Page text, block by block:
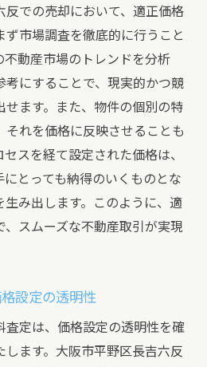
反での売却において、適正価格
ず市場調査を徹底的に行うこと
動産市場のトレンドを分析
考にすることで、現実的かつ競
ます。また、物件の個別の特
れを価格に反映させることも
スを経て設定された価格は、
とっても納得のいくものとな
生み出します。このように、適
、スムーズな不動産取引が実現
設定の透明性
査定は、価格設定の透明性を確
ます。大阪市平野区長吉六反